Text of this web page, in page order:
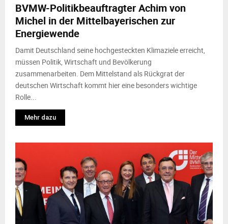
BVMW-Politikbeauftragter Achim von
Michel in der Mittelbayerischen zur
Energiewende
Damit Deutschland seine hochgesteckten Klimaziele erreicht,
müssen Politik, Wirtschaft und Bevölkerung
zusammenarbeiten. Dem Mittelstand als Rückgrat der
deutschen Wirtschaft kommt hier eine besonders wichtige
Rolle...
Mehr dazu